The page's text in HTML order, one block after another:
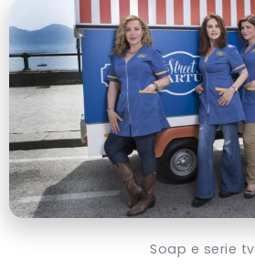
Soap e serie tv